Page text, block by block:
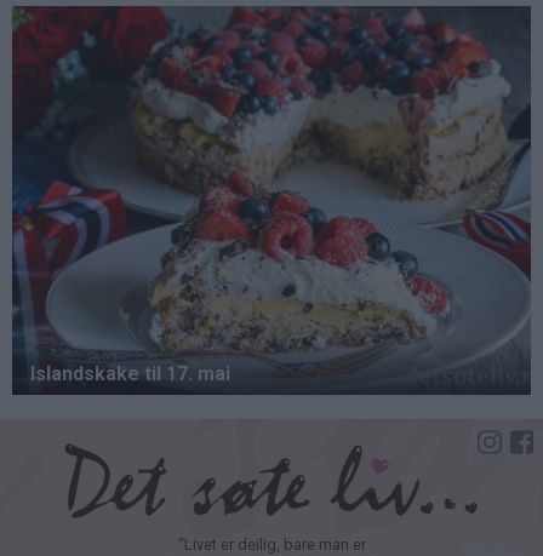
Hopp
hovedinnhold
"Livet er deilig, bare man er